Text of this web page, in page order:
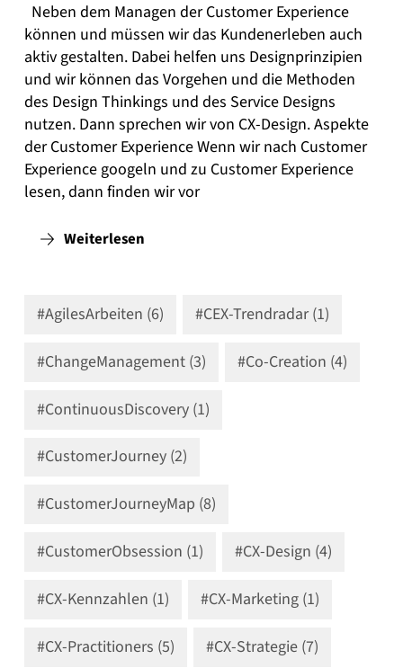
Neben dem Managen der Customer Experience
können und müssen wir das Kundenerleben auch
aktiv gestalten. Dabei helfen uns Designprinzipien
und wir können das Vorgehen und die Methoden
des Design Thinkings und des Service Designs
nutzen. Dann sprechen wir von CX-Design. Aspekte
der Customer Experience Wenn wir nach Customer
Experience googeln und zu Customer Experience
lesen, dann finden wir vor
Weiterlesen
#AgilesArbeiten (6) #CEX-Trendradar (1)
#ChangeManagement (3) #Co-Creation (4)
#ContinuousDiscovery (1)
#CustomerJourney (2)
#CustomerJourneyMap (8)
#CustomerObsession (1) #CX-Design (4)
#CX-Kennzahlen (1) #CX-Marketing (1)
#CX-Practitioners (5) #CX-Strategie (7)